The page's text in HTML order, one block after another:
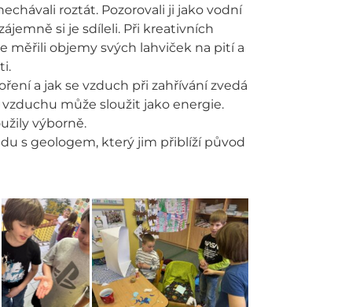
roztát. Pozorovali ji jako vodní
si je sdíleli. Při kreativních
měřili objemy svých lahviček na pití a
a jak se vzduch při zahřívání zvedá
může sloužit jako energie.
výborně.
s geologem, který jim přiblíží původ